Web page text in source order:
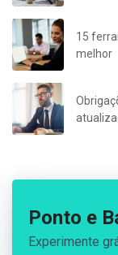
15
melhor
Ponto e
Experimente